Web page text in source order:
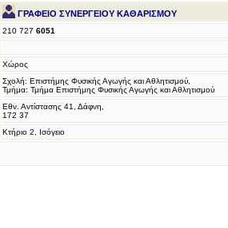
ΓΡΑΦΕΙΟ ΣΥΝΕΡΓΕΙΟΥ ΚΑΘΑΡΙΣΜΟΥ
210 727 6051
Χώρος
Σχολή: Επιστήμης Φυσικής Αγωγής και Αθλητισμού,
Τμήμα: Τμήμα Επιστήμης Φυσικής Αγωγής και Αθλητισμού
Εθν. Αντίστασης 41, Δάφνη,
172 37
Κτήριο 2, Ισόγειο